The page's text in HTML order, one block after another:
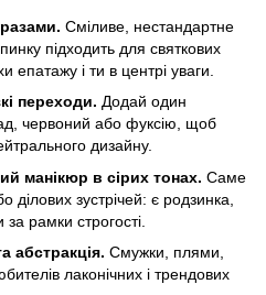
Сміливе, нестандартне
підходить для святкових
епатажу і ти в центрі уваги.
переходи. Додай один
червоний або фуксію, щоб
дизайну.
манікюр в сірих тонах. Саме
ділових зустрічей: є родзинка,
рамки строгості.
абстракція. Смужки, плями,
лаконічних і трендових